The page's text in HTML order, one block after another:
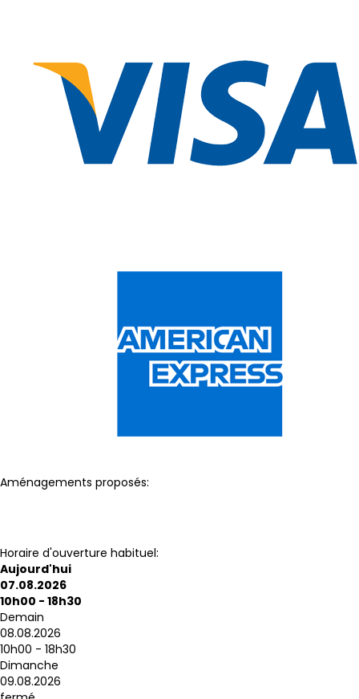
Aménagements proposés:
Horaire d'ouverture habituel:
Aujourd'hui
07.08.2026
10h00 - 18h30
Demain
08.08.2026
10h00 - 18h30
Dimanche
09.08.2026